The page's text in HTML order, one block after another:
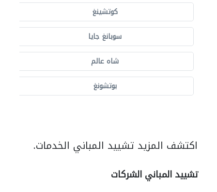
كوتشينغ
سوبانغ جايا
شاه عالم
بوتشونغ
اكتشف المزيد تشييد المباني الخدمات.
تشييد المباني الشركات